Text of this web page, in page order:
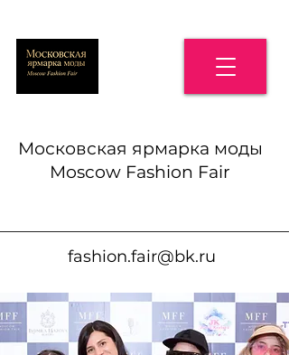
Московская ярмарка моды
Moscow Fashion Fair
fashion.fair@bk.ru